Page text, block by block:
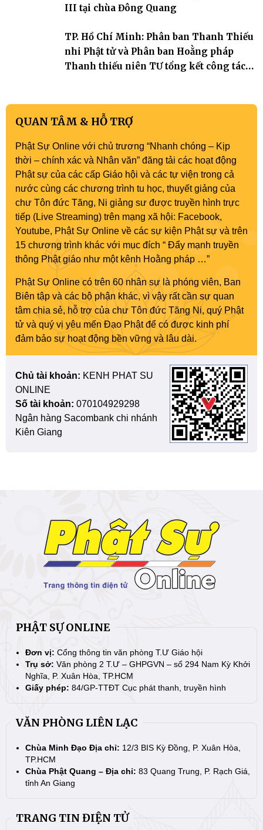
III tại chùa Đông Quang
TP. Hồ Chí Minh: Phân ban Thanh Thiếu
nhi Phật tử và Phân ban Hoằng pháp
Thanh thiếu niên TƯ tổng kết công tác
QUAN TÂM & HỖ TRỢ
Phật Sự Online với chủ trương “Nhanh chóng – Kịp
thời – chính xác và Nhân văn” đăng tải các hoạt động
Phật sự của các cấp Giáo hội và các tự viện trong cả
nước cùng các chương trình tu học, thuyết giảng của
chư Tôn đức Tăng, Ni giảng sư được truyền hình trực
tiếp (Live Streaming) trên mạng xã hội: Facebook,
Youtube, Phật Sự Online về các sự kiện Phật sự và trên
15 chương trình khác với mục đích “ Đẩy mạnh truyền
thông Phật giáo như một kênh Hoằng pháp …”
Phật Sự Online có trên 60 nhân sự là phóng viên, Ban
Biên tập và các bộ phận khác, vì vậy rất cần sự quan
tâm chia sẻ, hỗ trợ của chư Tôn đức Tăng Ni, quý Phật
tử và quý vị yêu mến Đạo Phật để có được kinh phí
đảm bảo sự hoạt động bền vững và lâu dài.
Chủ tài khoản: KENH PHAT SU
ONLINE
Số tài khoản: 070104929298
Ngân hàng Sacombank chi nhánh
Kiên Giang
PHẬT SỰ ONLINE
Đơn vị: Cổng thông tin văn phòng T.Ư Giáo hội
Trụ sở: Văn phòng 2 T.Ư – GHPGVN – số 294 Nam Kỳ Khởi
Nghĩa, P. Xuân Hòa, TP.HCM
Giấy phép: 84/GP-TTĐT Cục phát thanh, truyền hình
VĂN PHÒNG LIÊN LẠC
Chùa Minh Đạo Địa chỉ: 12/3 BIS Kỳ Đồng, P. Xuân Hòa,
TP.HCM
Chùa Phật Quang – Địa chỉ: 83 Quang Trung, P. Rạch Giá,
tỉnh An Giang
TRANG TIN ĐIỆN TỬ